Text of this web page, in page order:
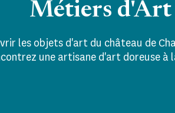
Métiers d'Art
les objets d'art du château de
une artisane d'art doreuse à